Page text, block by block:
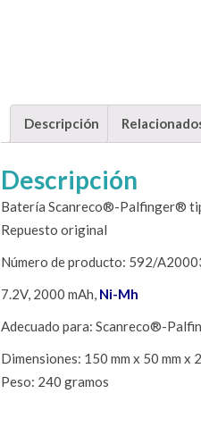
Descripción
Descripción
Batería Scanreco®-Palfinger®
Repuesto original
Número de producto: 592/
7.2V, 2000 mAh, Ni-Mh
Adecuado para: Scanreco®-
Dimensiones: 150 mm x 50 mm x
Peso: 240 gramos